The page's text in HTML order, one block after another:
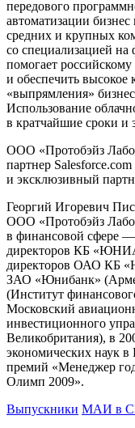
передового
автоматизации
средних и крупных
со специализацией
помогает
и обеспечить высокое
«выпрямления»
Использование
в кратчайшие сроки и
ООО «Протобэйз
партнер
и эксклюзивный
Георгий Игоревич
ООО «Протобэйз
в финансовой сфере —
директоров КБ
директоров ОАО КБ
ЗАО «Юнибанк»
(Институт
Московский
инвестиционного
Великобритания), в
экономических наук
премий «Менеджер
Олимп 2009».
Выпускники МАИ в